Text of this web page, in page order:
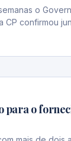
o
CP confirmou
para o